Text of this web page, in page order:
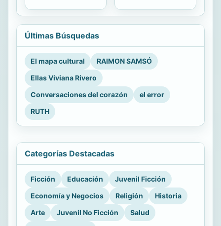
Últimas Búsquedas
El mapa cultural
RAIMON SAMSÓ
Ellas Viviana Rivero
Conversaciones del corazón
el error
RUTH
Categorías Destacadas
Ficción Educación
Juvenil Ficción
Economía y Negocios
Religión
Historia
Arte
Juvenil No Ficción
Salud